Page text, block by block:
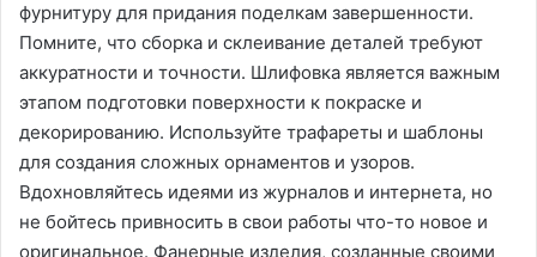
фурнитуру для придания поделкам завершенности.
Помните, что сборка и склеивание деталей требуют
аккуратности и точности. Шлифовка является важным
этапом подготовки поверхности к покраске и
декорированию. Используйте трафареты и шаблоны
для создания сложных орнаментов и узоров.
Вдохновляйтесь идеями из журналов и интернета, но
не бойтесь привносить в свои работы что-то новое и
оригинальное. Фанерные изделия, созданные своими